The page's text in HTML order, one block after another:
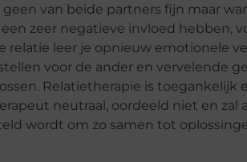
van beide partners fijn maar
zeer negatieve invloed hebben,
relatie leer je opnieuw emotionele
voor de ander en vervelende
Relatietherapie is toegankelijk
neutraal, oordeeld niet en zal
wordt om zo samen tot